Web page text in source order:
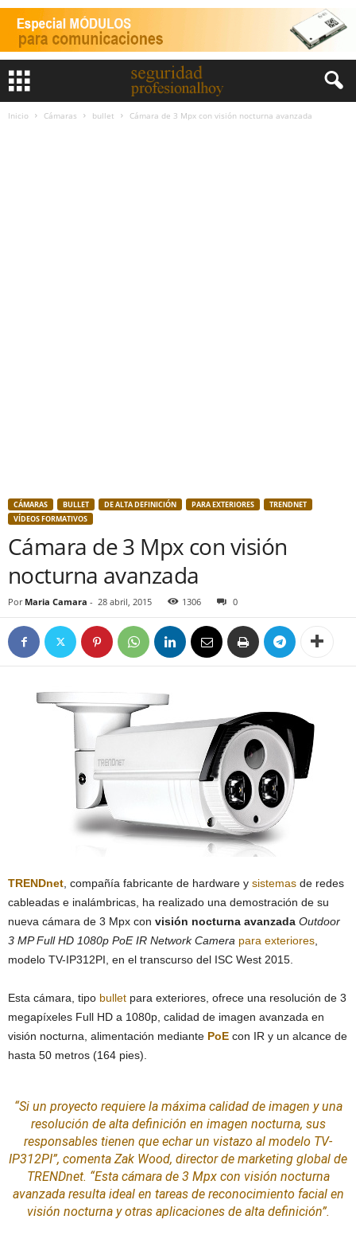
Inicio Cámaras bullet Cámara de 3 Mpx con visión nocturna avanzada
CÁMARAS BULLET DE ALTA DEFINICIÓN PARA EXTERIORES
TRENDNET
VÍDEOS FORMATIVOS
Cámara de 3 Mpx con visión
nocturna avanzada
Por Maria Camara - 28 abril, 2015 1306 0
TRENDnet , compañía fabricante de hardware y sistemas de redes
cableadas e inalámbricas, ha realizado una demostración de su
nueva cámara de 3 Mpx con visión nocturna avanzada Outdoor
3 MP Full HD 1080p PoE IR Network Camera para exteriores
modelo TV-IP312PI, en el transcurso del ISC West 2015.
Esta cámara, tipo bullet para exteriores, ofrece una resolución de 3
megapíxeles Full HD a 1080p, calidad de imagen avanzada en
visión nocturna, alimentación mediante PoE con IR y un alcance de
hasta 50 metros (164 pies).
“Si un proyecto requiere la máxima calidad de imagen y una
resolución de alta definición en imagen nocturna, sus
responsables tienen que echar un vistazo al modelo TV-
IP312PI”, comenta Zak Wood, director de marketing global de
TRENDnet. “Esta cámara de 3 Mpx con visión nocturna
avanzada resulta ideal en tareas de reconocimientofacial en
visión nocturna y otras aplicaciones de alta definición”.